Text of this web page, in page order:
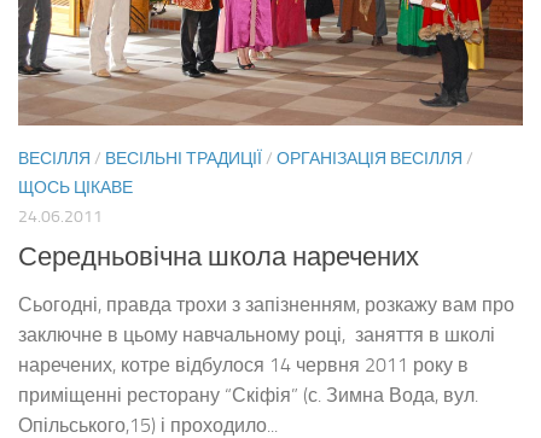
ВЕСІЛЛЯ / ВЕСІЛЬНІ ТРАДИЦІЇ / ОРГАНІЗАЦІЯ ВЕСІЛЛЯ /
ЩОСЬ ЦІКАВЕ
24.06.2011
Середньовічна школа наречених
Сьогодні, правда трохи з запізненням, розкажу вам про
заключне в цьому навчальному році, заняття в школі
наречених, котре відбулося 14 червня 2011 року в
приміщенні ресторану “Скіфія” (с. Зимна Вода, вул.
Опільського,15) і проходило...